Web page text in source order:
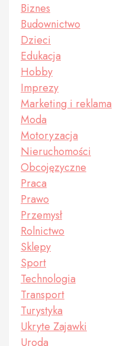
Biznes
Budownictwo
Dzieci
Edukacja
Hobby
Imprezy
Marketing i reklama
Moda
Motoryzacja
Nieruchomości
Obcojęzyczne
Praca
Prawo
Przemysł
Rolnictwo
Sklepy
Sport
Technologia
Transport
Turystyka
Ukryte Zajawki
Uroda